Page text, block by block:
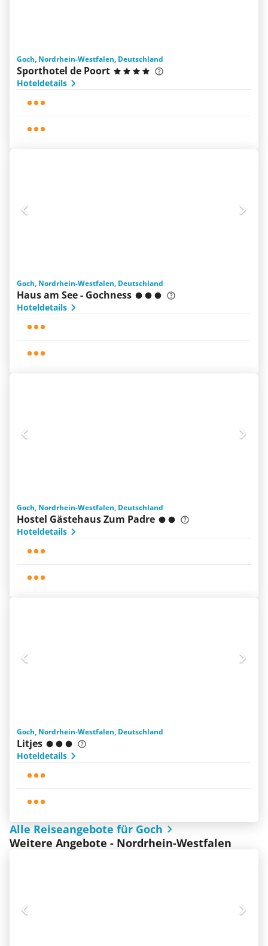
Goch, Nordrhein-Westfalen, Deutschland
Sporthotel de Poort
Hoteldetails
Goch, Nordrhein-Westfalen, Deutschland
Haus am See - Gochness
Hoteldetails
Goch, Nordrhein-Westfalen, Deutschland
Hostel Gästehaus Zum Padre
Hoteldetails
Goch, Nordrhein-Westfalen, Deutschland
Litjes
Hoteldetails
Alle Reiseangebote für Goch
Weitere Angebote - Nordrhein-Westfalen